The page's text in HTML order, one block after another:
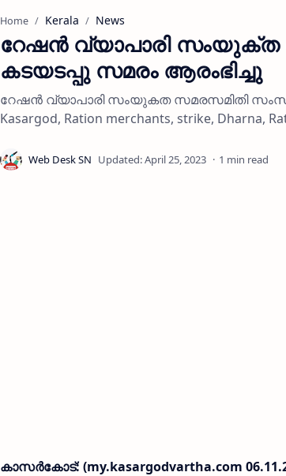
Home Kerala News
റേഷന്‍ വ്യാപാരി സംയുക്ത
കടയടപ്പു സമരം ആരംഭിച്ചു
റേഷന്‍ വ്യാപാരി സംയുകത സമരസമിതി
Kasargod, Ration merchants, strike, Dharna,
1 min read
കാസര്‍കോട്: (my.kasargodvartha.com